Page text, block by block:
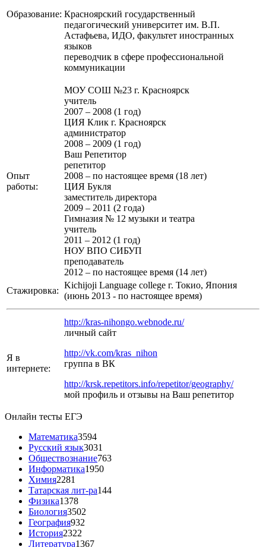
Образование: Красноярский государственный
педагогический университет им. В.П.
Астафьева, ИДО, факультет иностранных
языков
переводчик в сфере профессиональной
коммуникации
Опыт
работы:
МОУ СОШ №23 г. Красноярск
учитель
2007 – 2008 (1 год)
ЦИЯ Клик г. Красноярск
администратор
2008 – 2009 (1 год)
Ваш Репетитор
репетитор
2008 – по настоящее время (18 лет)
ЦИЯ Букля
заместитель директора
2009 – 2011 (2 года)
Гимназия № 12 музыки и театра
учитель
2011 – 2012 (1 год)
НОУ ВПО СИБУП
преподаватель
2012 – по настоящее время (14 лет)
Стажировка:
Kichijoji Language college г. Токио, Япония
(июнь 2013 - по настоящее время)
Я в
интернете:
http://kras-nihongo.webnode.ru/
личный сайт
http://vk.com/kras_nihon
группа в ВК
http://krsk.repetitors.info/repetitor/geography/
мой профиль и отзывы на Ваш репетитор
Онлайн тесты ЕГЭ
Математика3594
Русский язык3031
Обществознание763
Информатика1950
Химия2281
Татарская лит-ра144
Физика1378
Биология3502
География932
История2322
Литература1367